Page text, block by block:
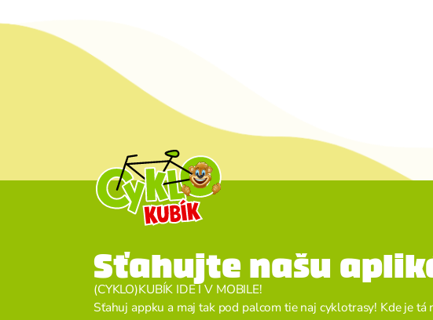
Sťahujte našu
(CYKLO)KUBÍK IDE I V MOBILE!
Sťahuj appku a maj tak pod palcom tie naj cyklotrasy! Kde je tá